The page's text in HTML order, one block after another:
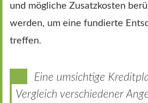
und mögliche Zusatzkosten
werden, um eine fundierte
treffen.
Eine umsichtige
Vergleich verschiedener